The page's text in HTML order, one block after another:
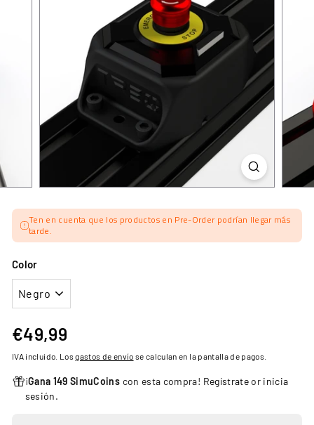
Ten en cuenta que los productos en Pre-Order podrían llegar más
tarde.
Color
Precio
habitual
€49,99
IVA incluido. Losgastos de envío se calculan en la pantalla de pagos.
¡Gana 149 SimuCoins con esta compra! Regístrateor inicia
sesión.